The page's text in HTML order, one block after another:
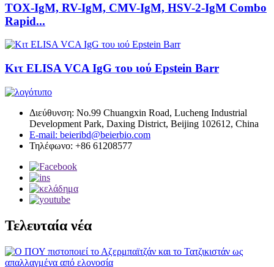
TOX-IgM, RV-IgM, CMV-IgM, HSV-2-IgM Combo
Rapid...
Κιτ ELISA VCA IgG του ιού Epstein Barr
Διεύθυνση: No.99 Chuangxin Road, Lucheng Industrial
Development Park, Daxing District, Beijing 102612, China
E-mail: beieribd@beierbio.com
Τηλέφωνο: +86 61208577
Τελευταία νέα